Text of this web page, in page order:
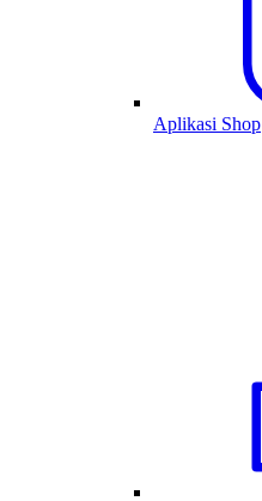
Aplikasi Shop